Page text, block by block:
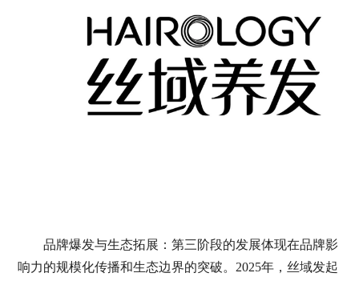
品牌爆发与生态拓展：第三阶段的发展体现在品牌影
响力的规模化传播和生态边界的突破。2025年，丝域发起